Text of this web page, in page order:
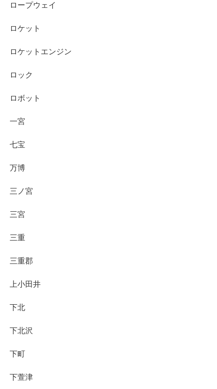
ロープウェイ
ロケット
ロケットエンジン
ロック
ロボット
一宮
七宝
万博
三ノ宮
三宮
三重
三重郡
上小田井
下北
下北沢
下町
下萱津